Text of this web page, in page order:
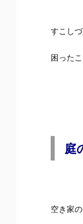
すこし
困った
庭
空き家